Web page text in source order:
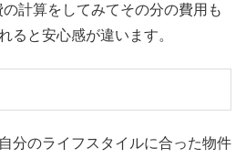
計算をしてみてその分の費用も
ると安心感が違います。
分のライフスタイルに合った物件